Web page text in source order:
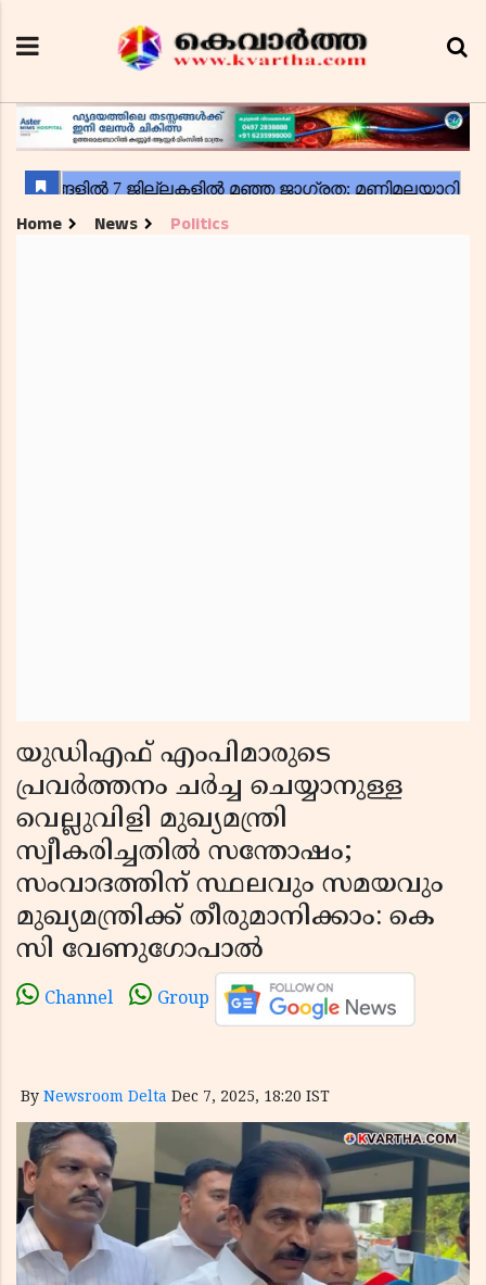
Home News Politics
യുഡിഎഫ് എംപിമാരുടെ
പ്രവർത്തനം ചർച്ച ചെയ്യാനുള്ള
വെല്ലുവിളി മുഖ്യമന്ത്രി
സ്വീകരിച്ചതിൽ സന്തോഷം;
സംവാദത്തിന് സ്ഥലവും സമയവും
മുഖ്യമന്ത്രിക്ക് തീരുമാനിക്കാം: കെ
സി വേണുഗോപാൽ
Channel Group
By Newsroom Delta Dec 7, 2025, 18:20 IST